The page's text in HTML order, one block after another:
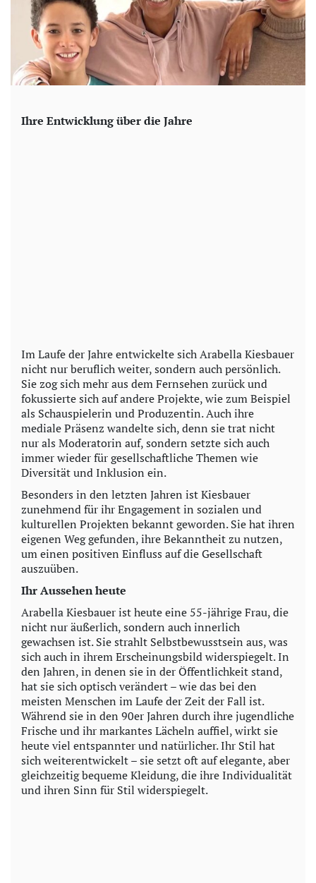
Ihre Entwicklung über die Jahre
Im Laufe der Jahre entwickelte sich Arabella Kiesbauer
nicht nur beruflich weiter, sondern auch persönlich.
Sie zog sich mehr aus dem Fernsehen zurück und
fokussierte sich auf andere Projekte, wie zum Beispiel
als Schauspielerin und Produzentin. Auch ihre
mediale Präsenz wandelte sich, denn sie trat nicht
nur als Moderatorin auf, sondern setzte sich auch
immer wieder für gesellschaftliche Themen wie
Diversität und Inklusion ein.
Besonders in den letzten Jahren ist Kiesbauer
zunehmend für ihr Engagement in sozialen und
kulturellen Projekten bekannt geworden. Sie hat ihren
eigenen Weg gefunden, ihre Bekanntheit zu nutzen,
um einen positiven Einfluss auf die Gesellschaft
auszuüben.
Ihr Aussehen heute
Arabella Kiesbauer ist heute eine 55-jährige Frau, die
nicht nur äußerlich, sondern auch innerlich
gewachsen ist. Sie strahlt Selbstbewusstsein aus, was
sich auch in ihrem Erscheinungsbild widerspiegelt. In
den Jahren, in denen sie in der Öffentlichkeit stand,
hat sie sich optisch verändert – wie das bei den
meisten Menschen im Laufe der Zeit der Fall ist.
Während sie in den 90er Jahren durch ihre jugendliche
Frische und ihr markantes Lächeln auffiel, wirkt sie
heute viel entspannter und natürlicher. Ihr Stil hat
sich weiterentwickelt – sie setzt oft auf elegante, aber
gleichzeitig bequeme Kleidung, die ihre Individualität
und ihren Sinn für Stil widerspiegelt.